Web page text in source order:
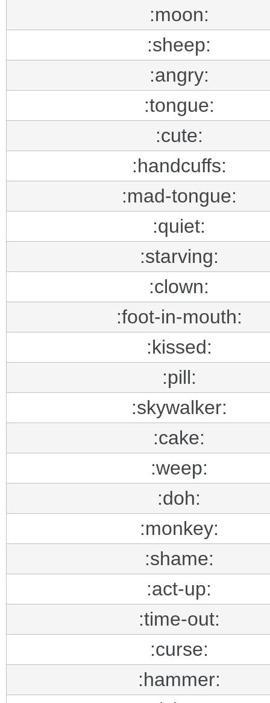
:moon:
:sheep:
:angry:
:tongue:
:cute:
:handcuffs:
:mad-tongue:
:quiet:
:starving:
:clown:
:foot-in-mouth:
:kissed:
:pill:
:skywalker:
:cake:
:weep:
:doh:
:monkey:
:shame:
:act-up:
:time-out:
:curse:
:hammer: